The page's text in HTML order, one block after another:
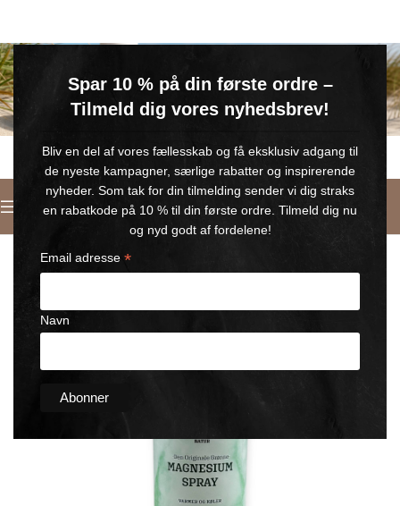
Spar 10 % på din første ordre –
Tilmeld dig vores nyhedsbrev!
Bliv en del af vores fællesskab og få eksklusiv adgang til
de nyeste kampagner, særlige rabatter og inspirerende
nyheder. Som tak for din tilmelding sender vi dig straks
en rabatkode på 10 % til din første ordre. Tilmeld dig nu
og nyd godt af fordelene!
Email adresse *
Navn
Køb for min. 600 kr.
🎁 Gælder til og med d. 9. august
Deutsch
Startseite /Magnesium